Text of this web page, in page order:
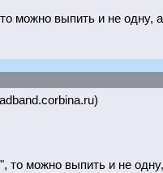
можно выпить и не одну,
то можно выпить и не